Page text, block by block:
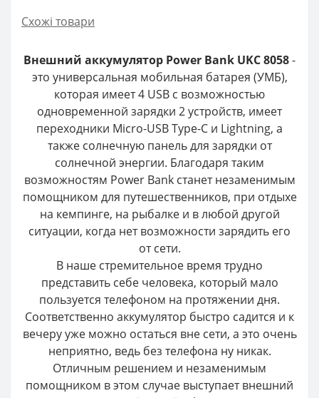
Схожі товари
Внешний аккумулятор Power Bank UKC 8058-
это универсальная мобильная батарея (УМБ),
которая имеет 4 USB с возможностью
одновременной зарядки 2 устройств, имеет
переходники Micro-USB Type-C и Lightning, а
также солнечную панель для зарядки от
солнечной энергии. Благодаря таким
возможностям Power Bank станет незаменимым
помощником для путешественников, при отдыхе
на кемпинге, на рыбалке и в любой другой
ситуации, когда нет возможности зарядить его
от сети.
В наше стремительное время трудно
представить себе человека, который мало
пользуется телефоном на протяжении дня.
Соответственно аккумулятор быстро садится и к
вечеру уже можно остаться вне сети, а это очень
неприятно, ведь без телефона ну никак.
Отличным решением и незаменимым
помощником в этом случае выступает внешний